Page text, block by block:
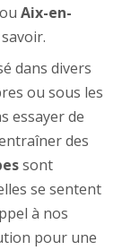
ou Aix-en-
dans divers
ou sous les
essayer de
des
sont
se sentent
à nos
pour une